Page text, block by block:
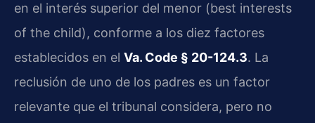
en el interés superior del menor (best interests
of the child), conforme a los diez factores
establecidos en el Va. Code § 20-124.3. La
reclusión de uno de los padres es un factor
relevante que el tribunal considera, pero no